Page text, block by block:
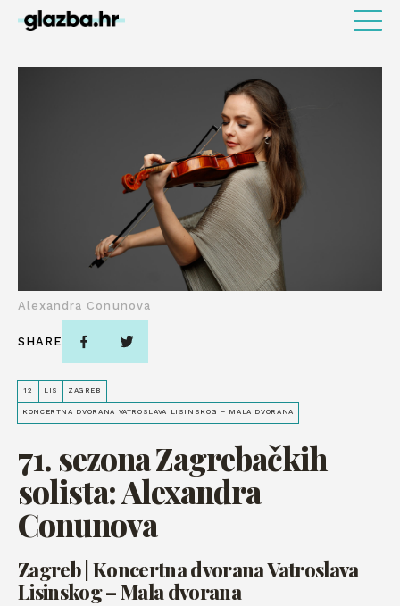
12 LIS ZAGREB
KONCERTNA DVORANA VATROSLAVA LISINSKOG – MALA DVORANA
71. sezona Zagrebačkih
solista: Alexandra
Conunova
Zagreb | Koncertna dvorana Vatroslava
Lisinskog – Mala dvorana
Alexandra Conunova
SHARE